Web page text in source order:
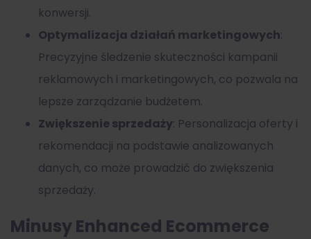
konwersji.
Optymalizacja działań marketingowych:
Precyzyjne śledzenie skuteczności kampanii
reklamowych i marketingowych, co pozwala na
lepsze zarządzanie budżetem.
Zwiększenie sprzedaży: Personalizacja oferty i
rekomendacji na podstawie analizowanych
danych, co może prowadzić do zwiększenia
sprzedaży.
Minusy Enhanced Ecommerce